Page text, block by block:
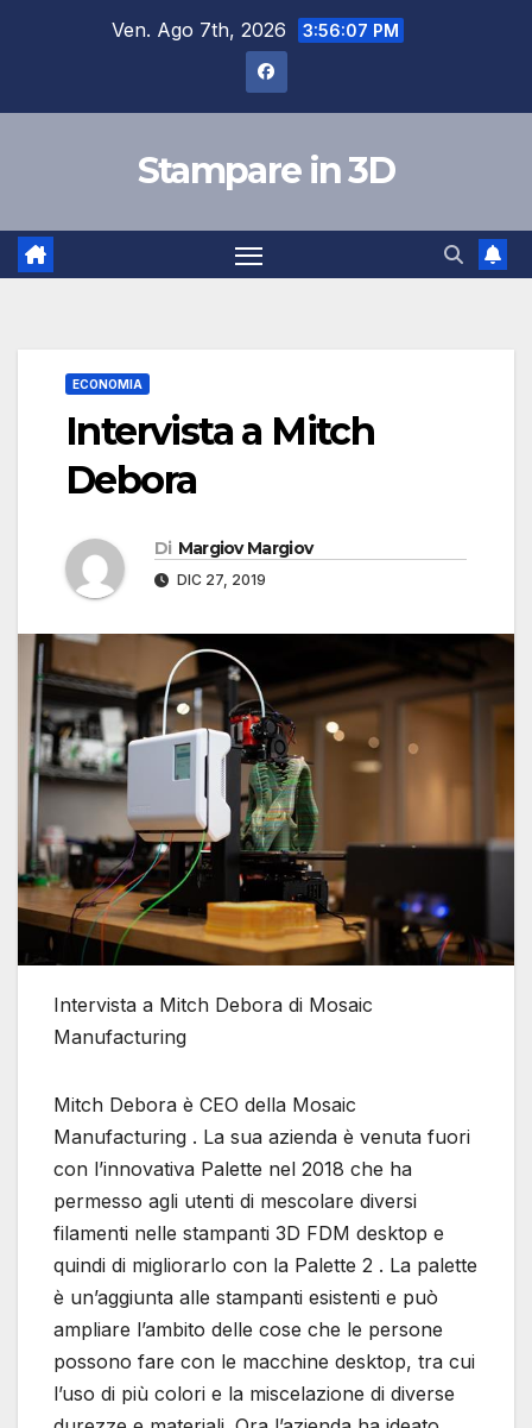
Ven. Ago 7th, 2026 3:56:08 PM
Stampare in 3D
ECONOMIA
Intervista a Mitch
Debora
Di Margiov Margiov
DIC 27, 2019
Intervista a Mitch Debora di Mosaic
Manufacturing
Mitch Debora è CEO della Mosaic
Manufacturing . La sua azienda è venuta fuori
con l’innovativa Palette nel 2018 che ha
permesso agli utenti di mescolare diversi
filamenti nelle stampanti 3D FDM desktop e
quindi di migliorarlo con la Palette 2 . La palette
è un’aggiunta alle stampanti esistenti e può
ampliare l’ambito delle cose che le persone
possono fare con le macchine desktop, tra cui
l’uso di più colori e la miscelazione di diverse